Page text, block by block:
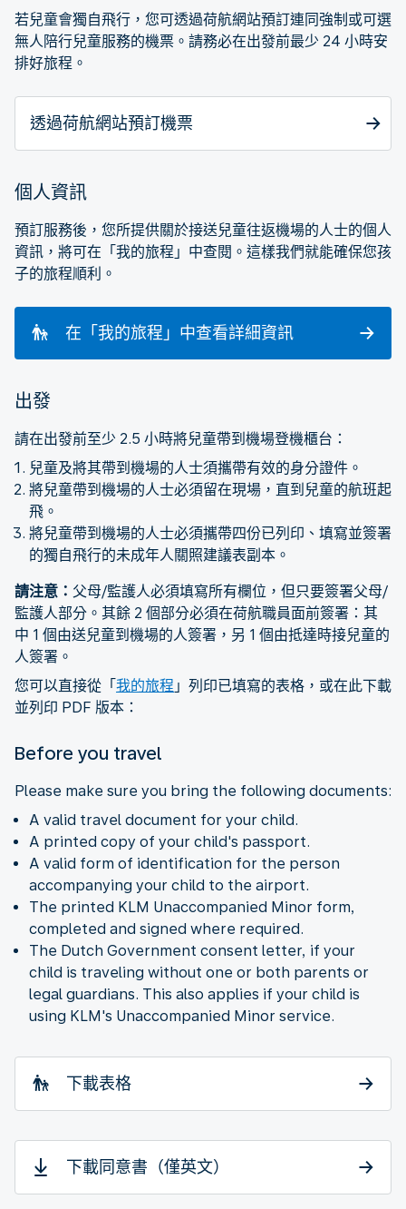
若兒童會獨自飛行，您可透過荷航網站預訂連同強制或可選
無人陪行兒童服務的機票。請務必在出發前最少 24 小時安
排好旅程。
透過荷航網站預訂機票
個人資訊
預訂服務後，您所提供關於接送兒童往返機場的人士的個人
資訊，將可在「我的旅程」中查閱。這樣我們就能確保您孩
子的旅程順利。
在「我的旅程」中查看詳細資訊
出發
請在出發前至少 2.5 小時將兒童帶到機場登機櫃台：
兒童及將其帶到機場的人士須攜帶有效的身分證件。
將兒童帶到機場的人士必須留在現場，直到兒童的航班起
飛。
將兒童帶到機場的人士必須攜帶四份已列印、填寫並簽署
的獨自飛行的未成年人關照建議表副本。
請注意： 父母/監護人必須填寫所有欄位，但只要簽署父母/
監護人部分。其餘 2 個部分必須在荷航職員面前簽署：其
中 1 個由送兒童到機場的人簽署，另 1 個由抵達時接兒童的
人簽署。
您可以直接從「我的旅程 」列印已填寫的表格，或在此下載
並列印 PDF 版本：
Before you travel
Please make sure you bring the following documents:
A valid travel document for your child.
A printed copy of your child's passport.
A valid form of identification for the person
accompanying your child to the airport.
The printed KLM Unaccompanied Minor form,
completed and signed where required.
The Dutch Government consent letter, if your
child is traveling without one or both parents or
legal guardians. This also applies if your child is
using KLM's Unaccompanied Minor service.
下載表格
下載同意書（僅英文）